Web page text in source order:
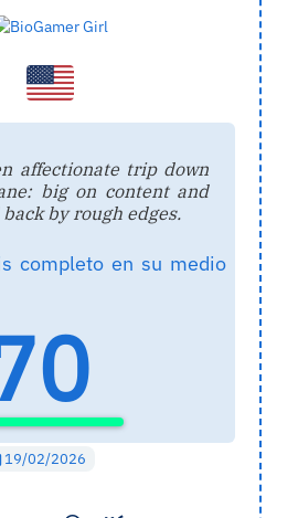
affectionate trip down
big on content and
by rough edges.
completo en su medio
19/02/2026